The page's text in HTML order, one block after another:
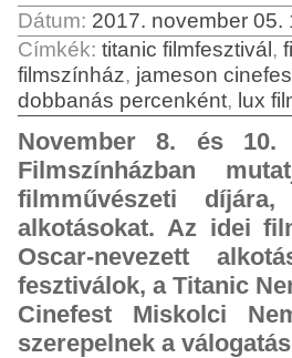
Dátum: 2017. november 05.
Címkék: titanic filmfesztivál ,
filmszínház, jameson
dobbanás percenként, lux
November 8. és 10.
Filmszínházban
filmművészeti
alkotásokat. Az idei
Oscar-nevezett
fesztiválok, a Titanic
Cinefest Miskolci
szerepelnek a